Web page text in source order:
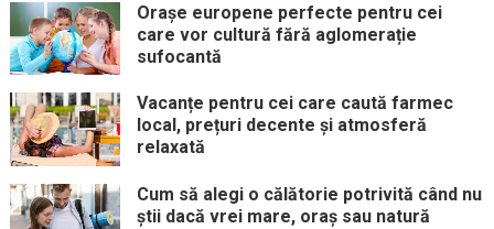
Orașe europene perfecte pentru cei
care vor cultură fără aglomerație
sufocantă
Vacanțe pentru cei care caută farmec
local, prețuri decente și atmosferă
relaxată
Cum să alegi o călătorie potrivită când nu
știi dacă vrei mare, oraș sau natură